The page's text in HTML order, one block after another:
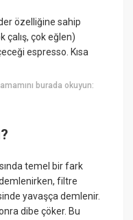
özelliğine sahip
çalış, çok eğlen)
espresso. Kısa
burada okuyun:
temel bir fark
filtre
yavaşça demlenir.
dibe çöker. Bu